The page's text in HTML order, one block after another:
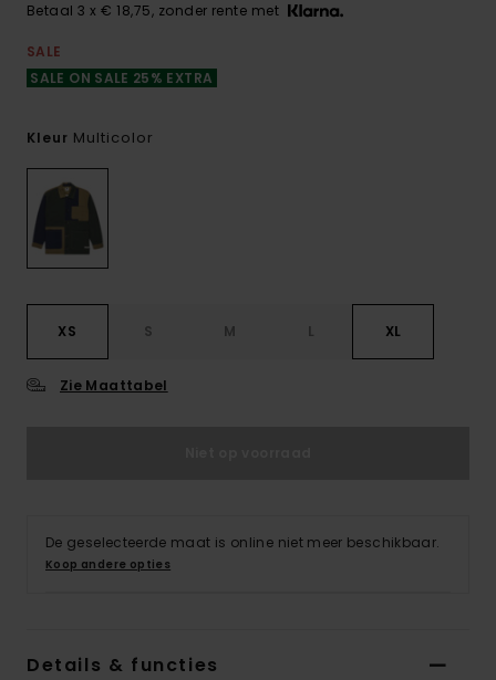
Betaal 3 x € 18,75, zonder rente met
SALE
SALE ON SALE 25% EXTRA
Kleur Multicolor
XS S M L XL
Zie Maattabel
De geselecteerde maat is online niet meer beschikbaar.
Koop andere opties
Details & functies